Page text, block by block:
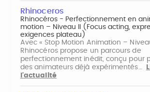
Rhinoceros
Rhinocéros - Perfectionnement en
motion – Niveau II (Focus acting,
exigences plateau)
Avec « Stop Motion Animation –
Rhinocéros propose un parcours de
perfectionnement inédit, conçu pour
des animateurs déjà expérimentés…
l'actualité